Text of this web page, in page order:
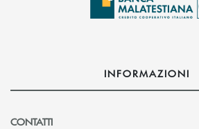
INFORMAZIONI
CONTATTI